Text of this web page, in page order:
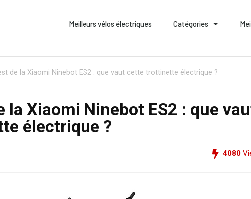
Meilleurs vélos électriques Catégories
de la Xiaomi Ninebot ES2 : que vaut cette trottinette électrique ?
la Xiaomi Ninebot ES2 : que
électrique ?
4080